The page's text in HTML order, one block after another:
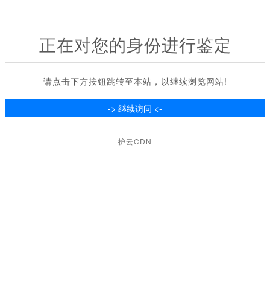
正在对您的身份进行鉴定
请点击下方按钮跳转至本站，以继续浏览网站!
护云CDN